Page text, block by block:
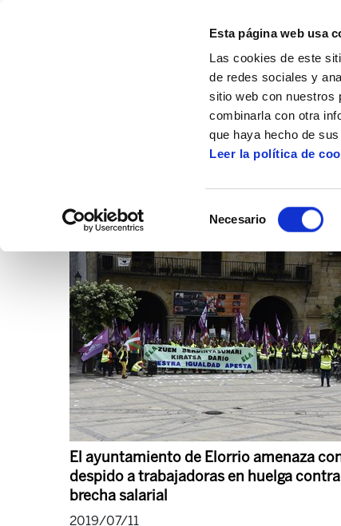
Esta página web usa
Las cookies de este
de redes sociales y
sitio web con nuestros
combinarla con otra
que haya hecho de
Leer la política de
Necesario
El ayuntamiento de Elorrio amenaza
despido a trabajadoras en huelga
brecha salarial
2019/07/11